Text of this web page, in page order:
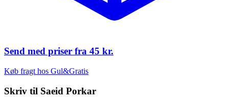
Send med priser fra 45 kr.
Køb fragt hos Gul&Gratis
Skriv til Saeid Porkar